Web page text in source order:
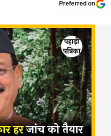
Preferred on